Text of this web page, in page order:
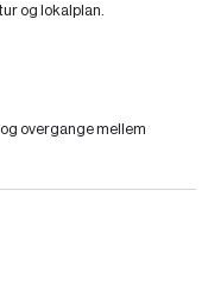
og lokalplan.
overgange mellem